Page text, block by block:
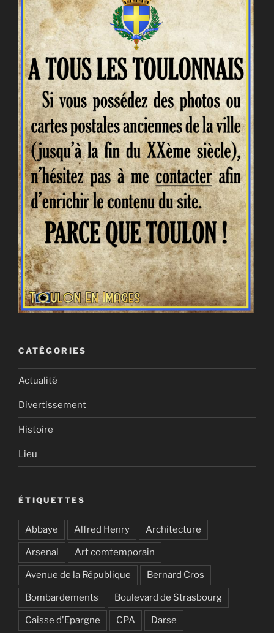
CATÉGORIES
Actualité
Divertissement
Histoire
Lieu
ÉTIQUETTES
Abbaye Alfred Henry Architecture
Arsenal Art comtemporain
Avenue de la République Bernard Cros
Bombardements Boulevard de Strasbourg
Caisse d'Epargne CPA Darse